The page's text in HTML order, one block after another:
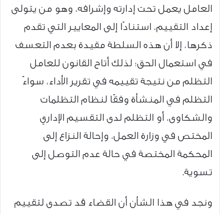
العامل يعمل تحت إدارته وإشرافه، وهو من يتولى
إعداد التقييم، استنادًا إلى المعايير التي تقدم
ذكرها، إلا أن هذه السلطة مقيدة بعدم التعسف
في استعمال الحق؛ لذلك أتاح القانون للعامل
التظلم من نتيجة تقييمه في تقرير الأداء، سواءً
التظلم في المنشأة وفقًا لنظام التظلمات
والشكاوى، أو التظلم لدى التقسيم الإداري
المختص في وزارة العمل، وإحالة النزاع إلى
المحكمة المختصة في حالة عدم التوصل إلى
تسوية.
ونجد في هذا الشأن أن القضاء قد تصدى لتقييم